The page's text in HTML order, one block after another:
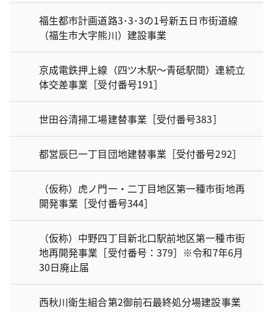
福生都市計画道路3･3･3の1号新五日市街道線
（福生市大字熊川）建設事業
京成電鉄押上線（四ツ木駅～青砥駅間）連続立
体交差事業［受付番号191］
世田谷清掃工場建替事業［受付番号383］
都営辰巳一丁目団地建替事業［受付番号292］
（仮称）虎ノ門一・二丁目地区第一種市街地再
開発事業［受付番号344］
（仮称）中野四丁目新北口駅前地区第一種市街
地再開発事業［受付番号：379］※令和7年6月
30日廃止届
西秋川衛生組合第2御前石最終処分場建設事業